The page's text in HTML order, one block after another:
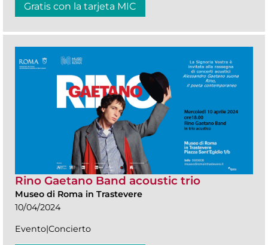
Gratis con la tarjeta MIC
Rino Gaetano Band acoustic trio
Museo di Roma in Trastevere
10/04/2024
Evento|Concierto